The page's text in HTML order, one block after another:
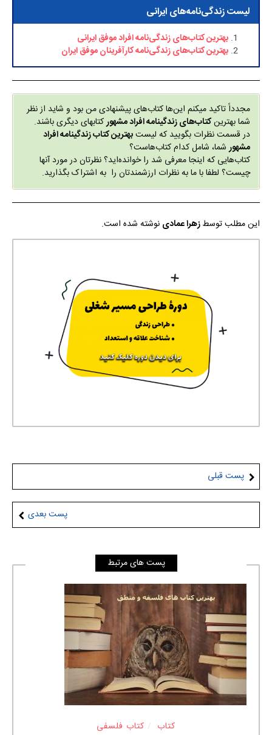
لیست زندگی‌نامه‌های ایرانی
بهترین کتاب‌های زندگی‌نامه افراد موفق ایرانی
بهترین کتاب‌های زندگی‌نامه کارآفرینان موفق ایران
مجدداً تاکید میکنم این‌ها کتاب‌های پیشنهادی من بود و شاید از نظر
شما بهترینکتاب‌های زندگینامه افراد مشهورکتابهای دیگری باشند.
در قسمت نظرات بگویید که لیستبهترین کتاب زندگینامه افراد
مشهورشما، شامل کدام کتاب‌هاست؟
کتاب‌هایی که اینجا معرفی شد را خوانده‌اید؟ نظرتان در مورد آنها
چیست؟ لطفا با ما به نظرات ارزشمندتان را به اشتراک بگذارید.
این مطلب توسطزهرا عمادی نوشته شده است.
پست قبلی
پست بعدی
پست های مرتبط
کتاب کتاب فلسفی